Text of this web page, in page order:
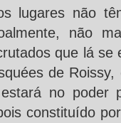
lugares não
não
que lá se
de
no
constituído